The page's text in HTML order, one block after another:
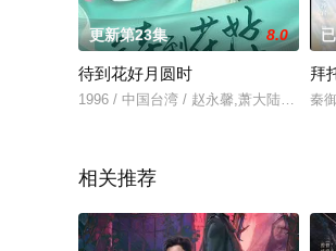
更新第23集 8.0
待到花好月圆时
1996 / 中国台湾 / 赵永馨,萧大陆,沈孟生,
拜
秦
相关推荐